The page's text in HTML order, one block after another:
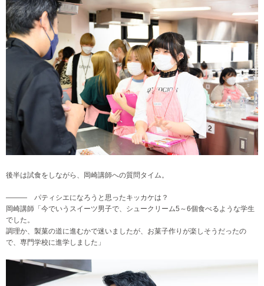
後半は試食をしながら、岡崎講師への質問タイム。
――― パティシエになろうと思ったキッカケは？
岡崎講師「今でいうスイーツ男子で、シュークリーム5～6個食べるような学生
でした。
調理か、製菓の道に進むかで迷いましたが、お菓子作りが楽しそうだったの
で、専門学校に進学しました」